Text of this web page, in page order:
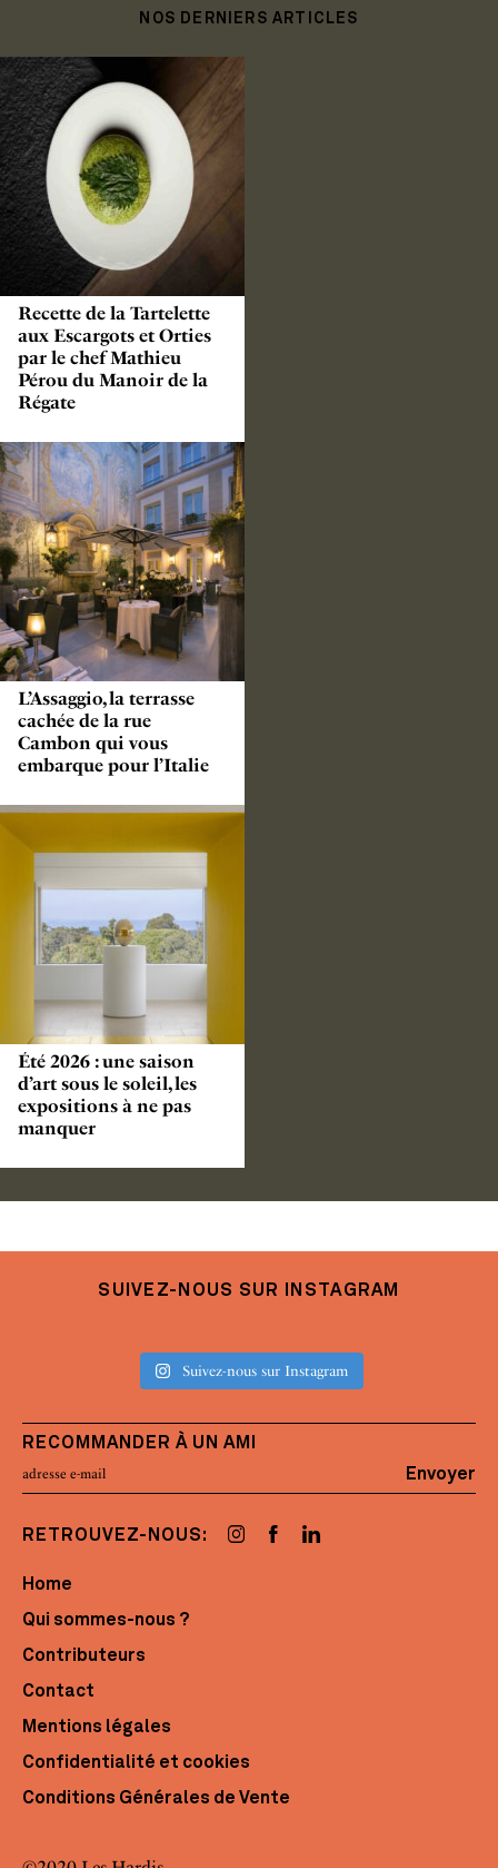
NOS DERNIERS ARTICLES
Recette de la Tartelette
aux Escargots et Orties
par le chef Mathieu
Pérou du Manoir de la
Régate
L’Assaggio, la terrasse
cachée de la rue
Cambon qui vous
embarque pour l’Italie
Été 2026 : une saison
d’art sous le soleil, les
expositions à ne pas
manquer
SUIVEZ-NOUS SUR INSTAGRAM
Suivez-nous sur Instagram
RECOMMANDER À UN AMI
Envoyer
RETROUVEZ-NOUS:
Home
Qui sommes-nous ?
Contributeurs
Contact
Mentions légales
Confidentialité et cookies
Conditions Générales de Vente